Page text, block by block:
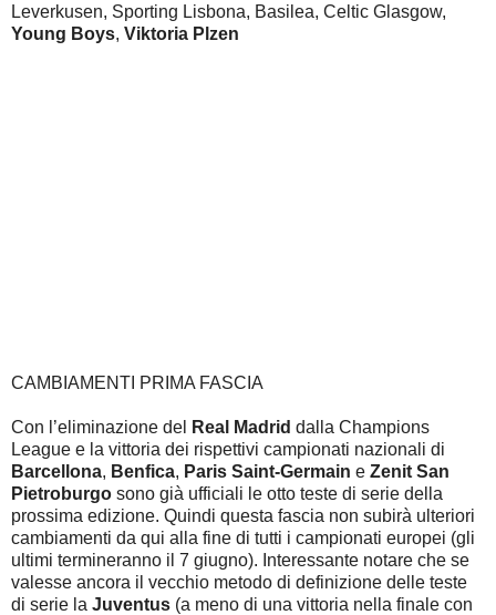
Leverkusen, Sporting Lisbona, Basilea, Celtic Glasgow,
Young Boys, Viktoria Plzen
CAMBIAMENTI PRIMA FASCIA
Con l’eliminazione del Real Madrid dalla Champions
League e la vittoria dei rispettivi campionati nazionali di
Barcellona, Benfica, Paris Saint-Germain e Zenit San
Pietroburgo sono già ufficiali le otto teste di serie della
prossima edizione. Quindi questa fascia non subirà ulteriori
cambiamenti da qui alla fine di tutti i campionati europei (gli
ultimi termineranno il 7 giugno). Interessante notare che se
valesse ancora il vecchio metodo di definizione delle teste
di serie la Juventus (a meno di una vittoria nella finale con